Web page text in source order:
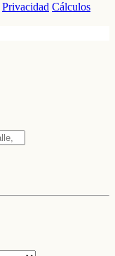
Privacidad Cálculos